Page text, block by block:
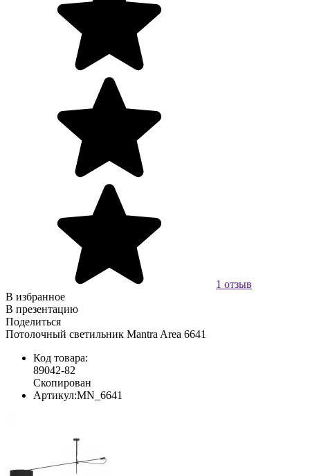
1 отзыв
В избранное
В презентацию
Поделиться
Потолочный светильник Mantra Area 6641
Код товара:
89042-82
Скопирован
Артикул:MN_6641